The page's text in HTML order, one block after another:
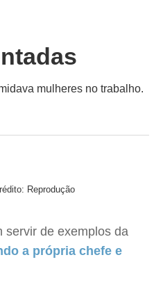
mulheres no trabalho.
Reprodução
servir de exemplos da
a própria chefe e